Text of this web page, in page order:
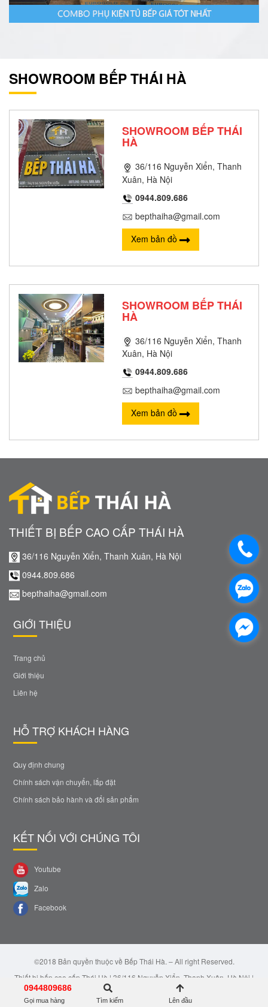
SHOWROOM BẾP THÁI HÀ
SHOWROOM BẾP THÁI
HÀ
36/116 Nguyễn Xiển, Thanh
Xuân, Hà Nội
0944.809.686
bepthaiha@gmail.com
Xem bản đồ
SHOWROOM BẾP THÁI
HÀ
36/116 Nguyễn Xiển, Thanh
Xuân, Hà Nội
0944.809.686
bepthaiha@gmail.com
Xem bản đồ
THIẾT BỊ BẾP CAO CẤP THÁI HÀ
36/116 Nguyễn Xiển, Thanh Xuân, Hà Nội
0944.809.686
bepthaiha@gmail.com
GIỚI THIỆU
Trang chủ
Giới thiệu
Liên hệ
HỖ TRỢ KHÁCH HÀNG
Quy định chung
Chính sách vận chuyển, lắp đặt
Chính sách bảo hành và đổi sản phẩm
KẾT NỐI VỚI CHÚNG TÔI
Youtube
Zalo
Facebook
©2018 Bản quyền thuộc về Bếp Thái Hà. – All right Reserved.
Thiết bị bếp cao cấp Thái Hà | 36/116 Nguyễn Xiển, Thanh Xuân, Hà Nội |
Email: bepthaiha@gmail.com | Hotline: 0944.809.686
0944809686
Gọi mua hàng Tìm kiếm Lên đầu